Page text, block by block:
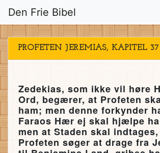
Den Frie Bibel
PROFETEN JEREMIAS, KAPITEL 37
Zedekias, som ikke vil høre
Ord, begærer, at Profeten
ham; men denne forkynder
Faraos Hær ej skal hjælpe
men at Staden skal
Profeten søger at drage fra